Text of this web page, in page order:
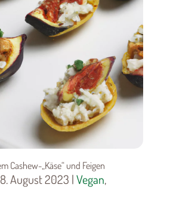
Cashew-„Käse“ und Feigen
August 2023 |Vegan,